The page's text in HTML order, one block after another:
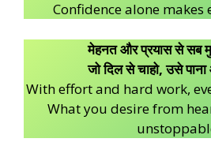
Confidence alone makes
मेहनत और प्रयास से सब
जो दिल से चाहो, उसे
With effort and hard work,
What you desire from